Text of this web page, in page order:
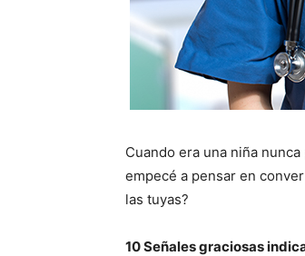
Cuando era una niña
empecé a pensar en
las tuyas?
10 Señales graciosas